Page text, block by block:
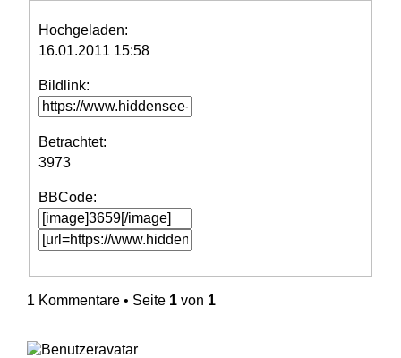
Hochgeladen:
16.01.2011 15:58
Bildlink:
Betrachtet:
3973
BBCode:
1 Kommentare • Seite 1 von 1